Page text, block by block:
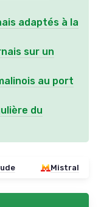
adaptés à la
sur un
au port
du
Mistral